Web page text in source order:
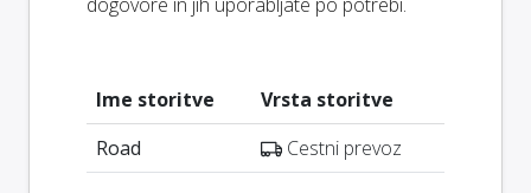
Ime storitve
Vrsta storitve
Road
Cestni prevoz